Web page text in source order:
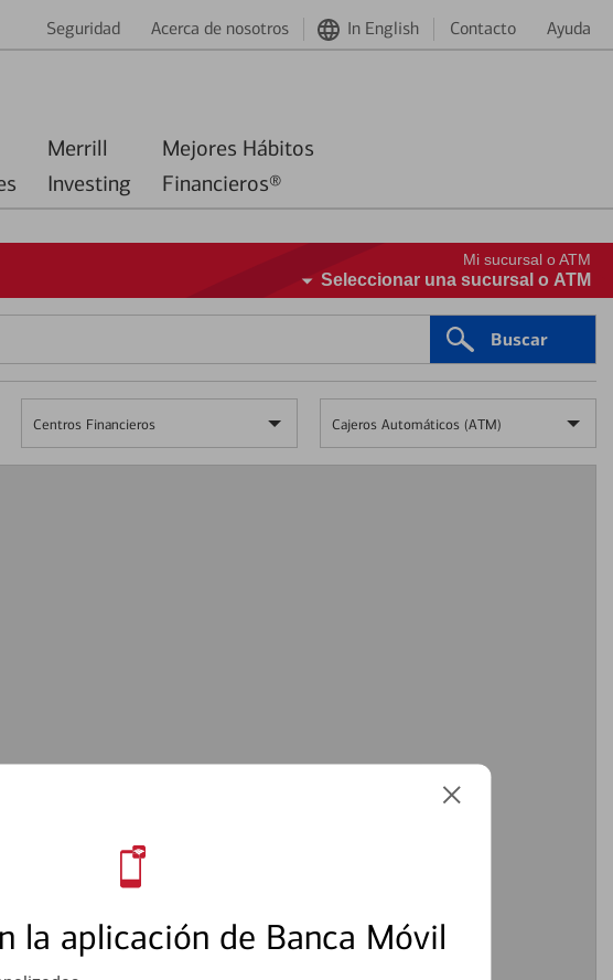
Seguridad Acerca de nosotros In English Contacto Ayuda
Merrill
Investing
Mejores Hábitos
Financieros®
la aplicación de Banca Móvil
Mi sucursal o ATM
Seleccionar una sucursal o ATM
Buscar
Centros Financieros Cajeros Automáticos (ATM)